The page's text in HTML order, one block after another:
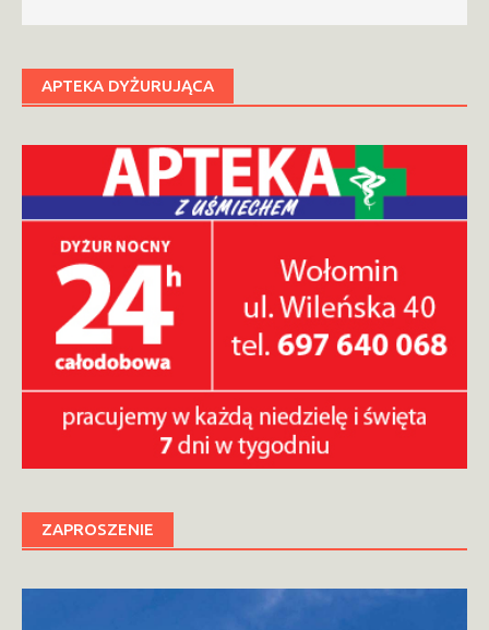
APTEKA DYŻURUJĄCA
ZAPROSZENIE